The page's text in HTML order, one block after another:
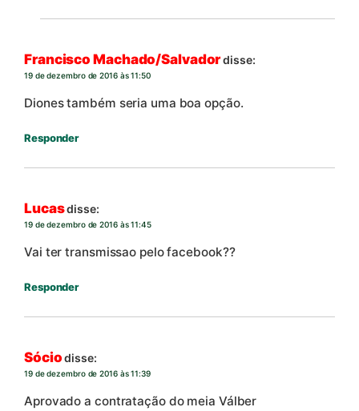
Francisco Machado/Salvadordisse:
19 de dezembro de 2016 às 11:50
Diones também seria uma boa opção.
Responder
Lucasdisse:
19 de dezembro de 2016 às 11:45
Vai ter transmissao pelo facebook??
Responder
Sócio disse:
19 de dezembro de 2016 às 11:39
Aprovado a contratação do meia Válber